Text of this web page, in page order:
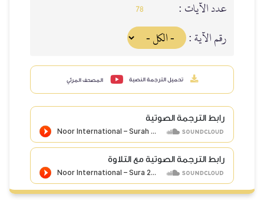
عدد الآيات : 78
رقم الآية :
تحميل الترجمة النصية المصحف المرئي
رابط الترجمة الصوتية
رابط الترجمة الصوتية مع التلاوة